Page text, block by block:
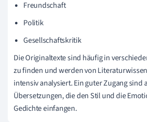
Freundschaft
Politik
Gesellschaftskritik
Die Originaltexte sind häufig in
zu finden und werden von
intensiv analysiert. Ein guter Zugang sind
Übersetzungen, die den Stil und die
Gedichte einfangen.